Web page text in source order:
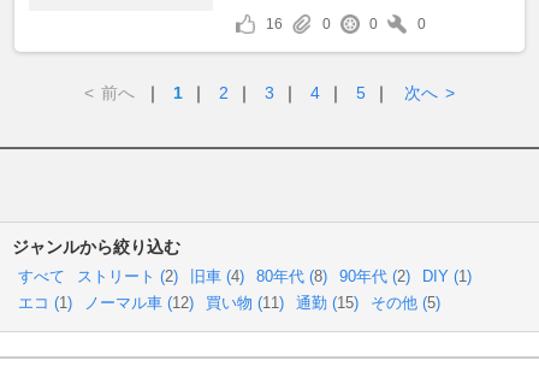
16
0 0 0
< 前へ ｜ 1 ｜ 2 ｜ 3 ｜ 4 ｜ 5 ｜ 次へ >
ジャンルから絞り込む
すべて ストリート (2) 旧車 (4) 80年代 (8) 90年代 (2) DIY (1)
エコ (1) ノーマル車 (12) 買い物 (11) 通勤 (15) その他 (5)